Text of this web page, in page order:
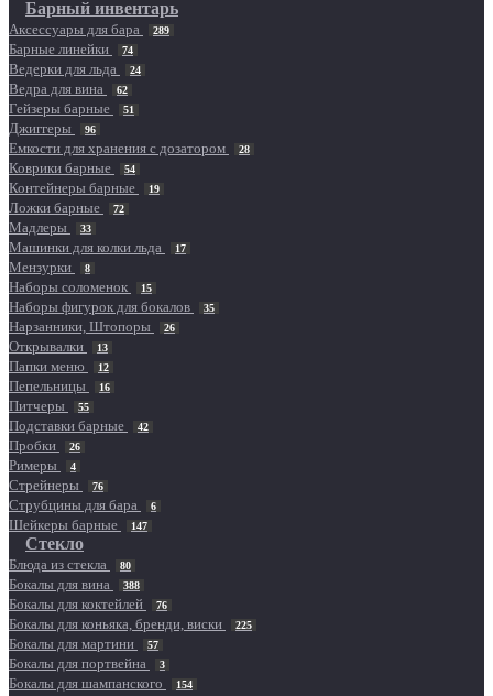
Барный инвентарь
Аксессуары для бара 289
Барные линейки 74
Ведерки для льда 24
Ведра для вина 62
Гейзеры барные 51
Джиггеры 96
Емкости для хранения с дозатором 28
Коврики барные 54
Контейнеры барные 19
Ложки барные 72
Мадлеры 33
Машинки для колки льда 17
Мензурки 8
Наборы соломенок 15
Наборы фигурок для бокалов 35
Нарзанники, Штопоры 26
Открывалки 13
Папки меню 12
Пепельницы 16
Питчеры 55
Подставки барные 42
Пробки 26
Римеры 4
Стрейнеры 76
Струбцины для бара 6
Шейкеры барные 147
Стекло
Блюда из стекла 80
Бокалы для вина 388
Бокалы для коктейлей 76
Бокалы для коньяка, бренди, виски 225
Бокалы для мартини 57
Бокалы для портвейна 3
Бокалы для шампанского 154